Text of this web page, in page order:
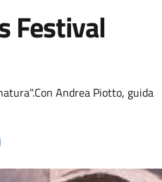
Festival
Andrea Piotto, guida